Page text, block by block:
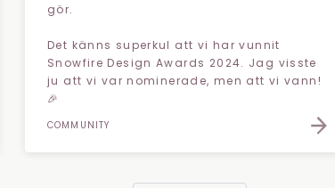
gör.
Det känns superkul att vi har vunnit
Snowfire Design Awards 2024. Jag visste
ju att vi var nominerade, men att vi vann!
🎉
COMMUNITY